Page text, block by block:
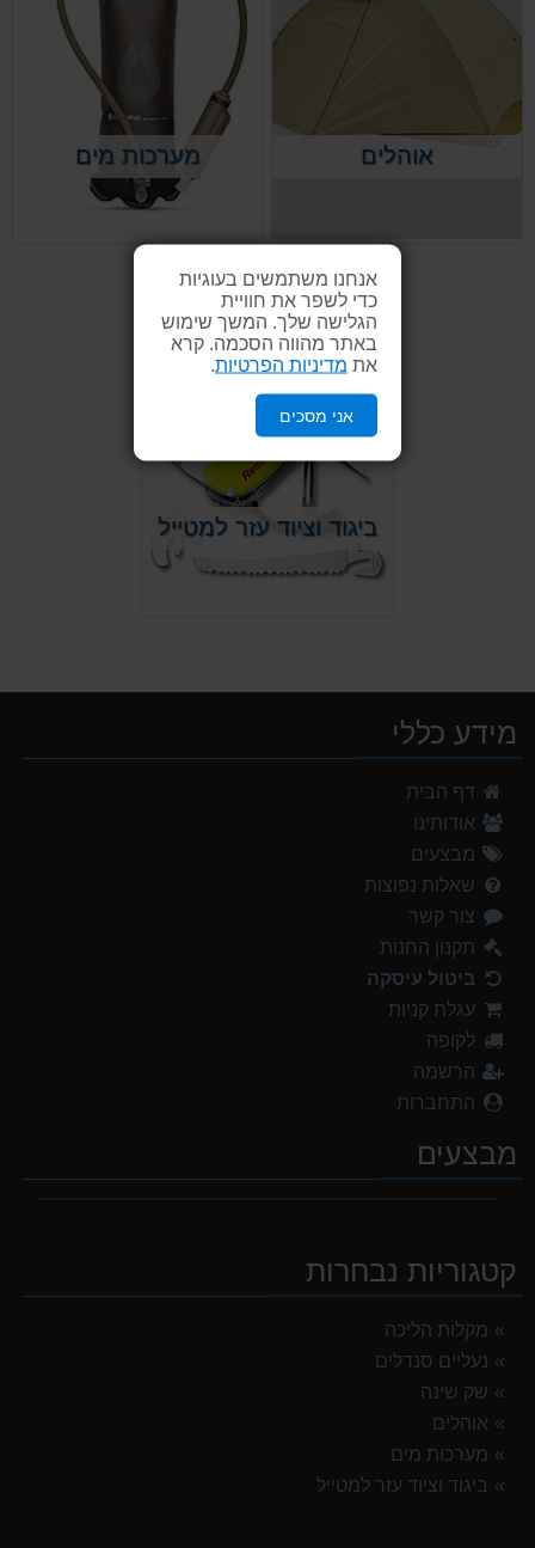
אנחנו משתמשים בעוגיות
כדי לשפר את חוויית
הגלישה שלך. המשך שימוש
באתר מהווה הסכמה. קרא
את מדיניות הפרטיות
אני מסכים
אוהלים מערכות מים
ביגוד וציוד עזר למטייל
מידע כללי
דף הבית
אודותינו
מבצעים
שאלות נפוצות
צור קשר
תקנון החנות
ביטול עיסקה
עגלת קניות
לקופה
הרשמה
התחברות
מבצעים
קטגוריות נבחרות
מקלות הליכה
נעליים סנדלים
שק שינה
אוהלים
מערכות מים
ביגוד וציוד עזר למטייל